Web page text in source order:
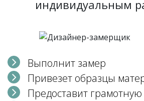
индивидуальным
Выполнит замер
Привезет образцы
Предоставит